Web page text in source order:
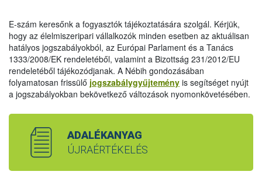
E-szám keresőnk a fogyasztók tájékoztatására szolgál. Kérjük,
hogy az élelmiszeripari vállalkozók minden esetben az aktuálisan
hatályos jogszabályokból, az Európai Parlament és a Tanács
1333/2008/EK rendeletéből, valamint a Bizottság 231/2012/EU
rendeletéből tájékozódjanak. A Nébih gondozásában
folyamatosan frissülő jogszabálygyűjtemény is segítséget nyújt
a jogszabályokban bekövetkező változások nyomonkövetésében.
ADALÉKANYAG
ÚJRAÉRTÉKELÉS